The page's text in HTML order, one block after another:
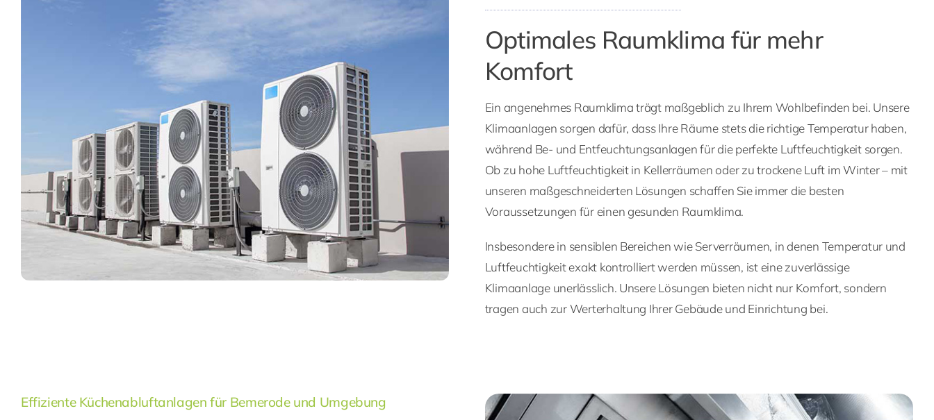
Optimales Raumklima für mehr
Komfort
Ein angenehmes Raumklima trägt maßgeblich zu Ihrem Wohlbefinden bei. Unsere
Klimaanlagen sorgen dafür, dass Ihre Räume stets die richtige Temperatur haben,
während Be- und Entfeuchtungsanlagen für die perfekte Luftfeuchtigkeit sorgen.
Ob zu hohe Luftfeuchtigkeit in Kellerräumen oder zu trockene Luft im Winter – mit
unseren maßgeschneiderten Lösungen schaffen Sie immer die besten
Voraussetzungen für einen gesunden Raumklima.
Insbesondere in sensiblen Bereichen wie Serverräumen, in denen Temperatur und
Luftfeuchtigkeit exakt kontrolliert werden müssen, ist eine zuverlässige
Klimaanlage unerlässlich. Unsere Lösungen bieten nicht nur Komfort, sondern
tragen auch zur Werterhaltung Ihrer Gebäude und Einrichtung bei.
Effiziente Küchenabluftanlagen für Bemerode und Umgebung